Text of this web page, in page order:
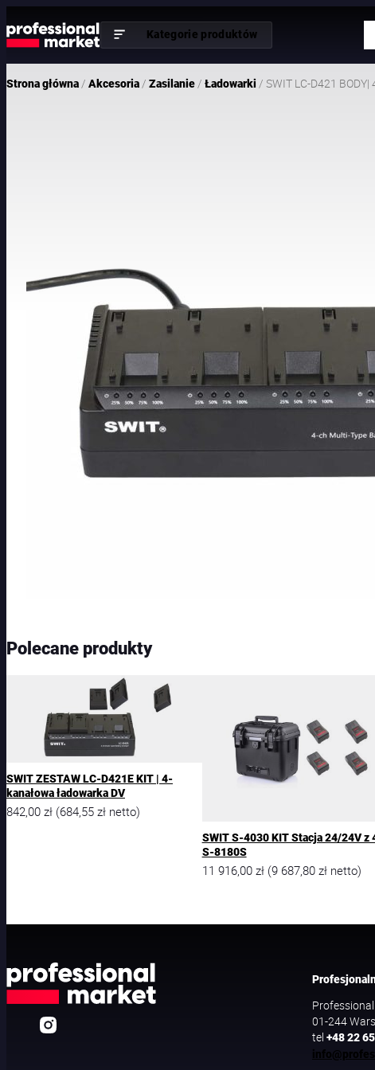
Kategorie produktów
Strona główna/ Akcesoria/ Zasilanie/ Ładowarki / SWIT LC-D421
Polecane produkty
SWIT ZESTAW LC-D421E KIT | 4-
kanałowa ładowarka DV
842,00 zł (684,55 zł netto)
SWIT S-4030 KIT Stacja 24/24V z
S-8180S
11 916,00 zł (9 687,80 złnetto)
01-244
tel +48 22